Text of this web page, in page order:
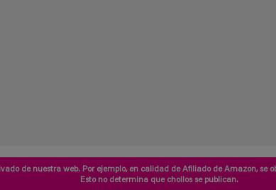
de nuestra web. Por ejemplo, en calidad de Afiliado de Amazon, se
Esto no determina que chollos se publican.